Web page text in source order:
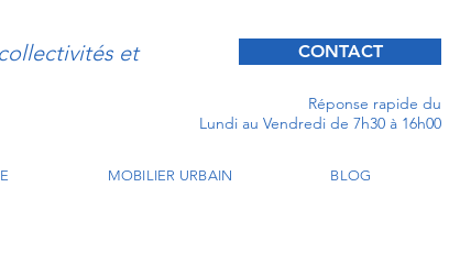
et
CONTACT
Réponse rapide du
Lundi au Vendredi de 7h30 à 16h00
MOBILIER URBAIN BLOG